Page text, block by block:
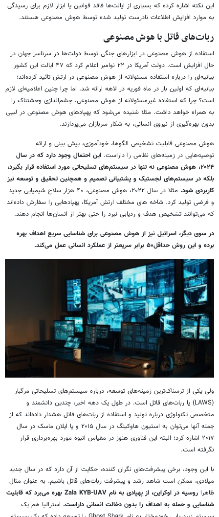
این نکته اشاره کرده که بسیاری از ایالت‌ها فاقد قوانین یا ابزار لازم برای رسیدگی
به موارد افزایش اطلاعات نادرست تولید شده توسط هوش مصنوعی هستند.
ربات‌های قاتل با هوش مصنوعی
استفاده از هوش مصنوعی در ابزارهای جنگی توسط دولت‌ها در سرتاسر جهان در
حال افزایش است. دولت آمریکا در ۲۲ نوامبر اعلام کرد که ۴۷ ایالت این کشور
بیانیه‌ای را درباره استفاده مسئولانه از هوش مصنوعی در ارتش تائید کرده‌اند؛
بیانیه‌ای که اولین بار در ماه فوریه در لاهه ارائه شد. اما چرا چنین اعلامیه‌ای لازم
است؟ چرا که استفاده غیرمسئولانه از هوش مصنوعی، چشم‌اندازی وحشتناک را
به همراه خواهد داشت. مثلا شنیده می‌شود که پهپادهای هوش مصنوعی در لیبی
بدون بهره‌گیری از نیروی انسانی، به شکار سربازان می‌پردازند.
هوش مصنوعی قابلیت تشخیص الگوها، خودآموزی، پیش بینی و ارائه
توصیه‌هایی در زمینه‌های نظامی را داراست. این احتمال وجود دارد که در سال
۲۰۲۴، هوش مصنوعی نه تنها در سیستم‌های تسلیحاتی مورد استفاده قرار بگیرد،
بلکه در سیستم‌های لجستیک و پشتیبانی تصمیم و همچنین تحقیق و توسعه نیز
کاربردی شود.
مثلا در سال ۲۰۲۲، هوش مصنوعی، ۴۰ هزار سلاح شیمیایی جدید
و فرضی تولید کرد. شاخه های مختلف ارتش آمریکا، پهپادهایی را سفارش داده‌اند
که می‌توانند تشخیص هدف و ردیابی نبرد را حتی بهتر از انسان‌ها انجام دهند.
در سوی دیگر، اسرائیل نیز از هوش مصنوعی برای شناسایی سریع اهداف بهره
برده و این روش حداقل۵۰ برابر سریعتر از عملکرد انسانی عمل می‌کند.
ولی یکی از ترسناک‌ترین زمینه‌های توسعه، درباره سیستم‌های تسلیحاتی مرگبار
(LAWS) یا ربات‌های قاتل است. در طول یک دهه اخیر، چندین دانشمند و
متخصص تکنولوژی درباره تولید و استفاده از ربات‌های قاتل هشدار داده‌اند که از
جمله آنها می‌توان به استیون هاوکینگ در سال ۲۰۱۵ و یا ایلان ماسک در سال
۲۰۱۷ اشاره کرد؛ البته این فناوری هنوز در مقیاس انبوه مورد بهره‌برداری قرار
نگرفته است.
با این وجود، برخی پیشرفت‌های نگران کننده، حکایت از آن دارد که در سال جدید
میلادی، ممکن است شاهد رشد و پیشرفت ربات‌های قاتل باشیم. به عنوان مثال
ظاهرا روسیه در اوکراین، از پهپادی به نام Zala KYB-UAV بهره می‌برد که قابلیت
شناسایی و حمله به اهداف را بدون دخالت انسانی داراست. استرالیا هم یک